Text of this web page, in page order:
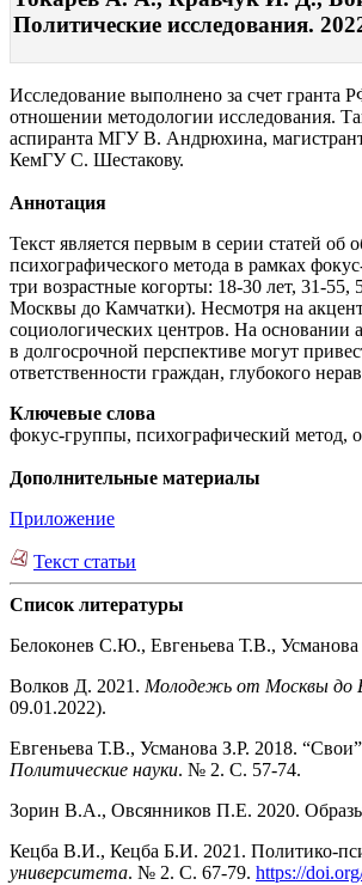
Политические исследования.
Исследование выполнено за счет
отношении методологии исследования.
аспиранта МГУ В. Андрюхина,
КемГУ С. Шестакову.
Аннотация
Текст является первым в серии статей
психографического метода в рамках
три возрастные когорты: 18-30 лет, 31-
Москвы до Камчатки). Несмотря на
социологических центров. На основании
в долгосрочной перспективе могут
ответственности граждан, глубокого
Ключевые слова
фокус-группы, психографический метод,
Дополнительные материалы
Приложение
Текст статьи
Список литературы
Белоконев С.Ю., Евгеньева Т.В.,
Волков Д. 2021. Молодежь от Москвы до
09.01.2022).
Евгеньева Т.В., Усманова З.Р. 2018.
Политические науки. № 2. С. 57-74.
Зорин В.А., Овсянников П.Е. 2020.
Кецба В.И., Кецба Б.И. 2021. Политико-
университета. № 2. С. 67-79. https://